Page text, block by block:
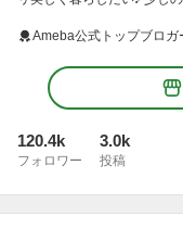
Ameba公式トップブロガ
120.4k
フォロワー
3.0k
投稿